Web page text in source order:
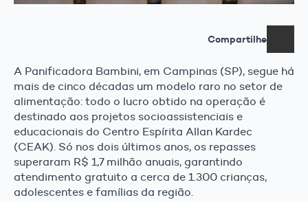
Compartilhe
A Panificadora Bambini, em Campinas (SP), segue há
mais de cinco décadas um modelo raro no setor de
alimentação: todo o lucro obtido na operação é
destinado aos projetos socioassistenciais e
educacionais do Centro Espírita Allan Kardec
(CEAK). Só nos dois últimos anos, os repasses
superaram R$ 1,7 milhão anuais, garantindo
atendimento gratuito a cerca de 1.300 crianças,
adolescentes e famílias da região.